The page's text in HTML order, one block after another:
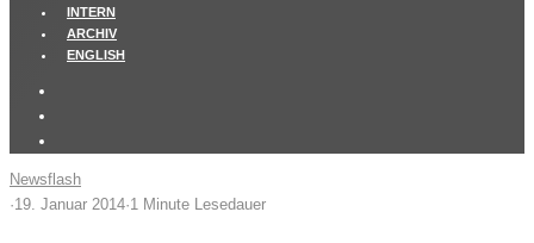
INTERN
ARCHIV
ENGLISH
Newsflash
·19. Januar 2014·1 Minute Lesedauer